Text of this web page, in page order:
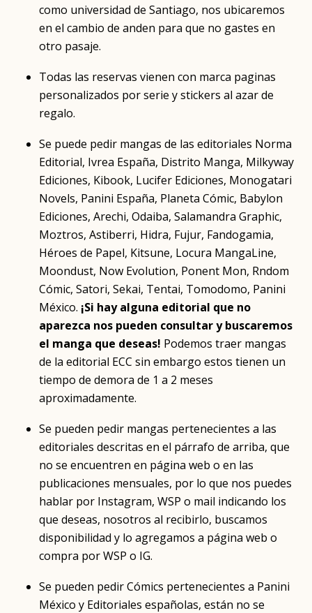
como universidad de Santiago, nos ubicaremos
en el cambio de anden para que no gastes en
otro pasaje.
Todas las reservas vienen con marca paginas
personalizados por serie y stickers al azar de
regalo.
Se puede pedir mangas de las editoriales Norma
Editorial, Ivrea España, Distrito Manga, Milkyway
Ediciones, Kibook, Lucifer Ediciones, Monogatari
Novels, Panini España, Planeta Cómic, Babylon
Ediciones, Arechi, Odaiba, Salamandra Graphic,
Moztros, Astiberri, Hidra, Fujur, Fandogamia,
Héroes de Papel, Kitsune, Locura MangaLine,
Moondust, Now Evolution, Ponent Mon, Rndom
Cómic, Satori, Sekai, Tentai, Tomodomo, Panini
México. ¡Si hay alguna editorial que no
aparezca nos pueden consultar y buscaremos
el manga que deseas! Podemos traer mangas
de la editorial ECC sin embargo estos tienen un
tiempo de demora de 1 a 2 meses
aproximadamente.
Se pueden pedir mangas pertenecientes a las
editoriales descritas en el párrafo de arriba, que
no se encuentren en página web o en las
publicaciones mensuales, por lo que nos puedes
hablar por Instagram, WSP o mail indicando los
que deseas, nosotros al recibirlo, buscamos
disponibilidad y lo agregamos a página web o
compra por WSP o IG.
Se pueden pedir Cómics pertenecientes a Panini
México y Editoriales españolas, están no se